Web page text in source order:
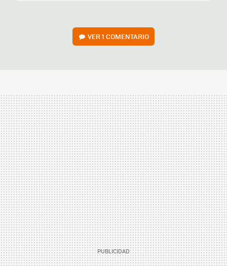
VER1 COMENTARIO